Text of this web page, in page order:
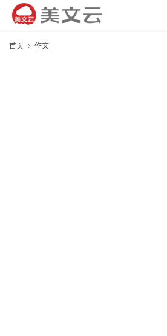
首页 作文